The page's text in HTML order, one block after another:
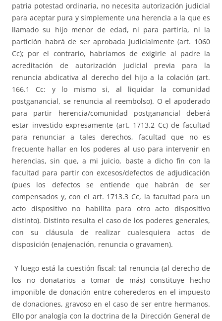
patria potestad ordinaria, no necesita autorización judicial
para aceptar pura y simplemente una herencia a la que es
llamado su hijo menor de edad, ni para partirla, ni la
partición habrá de ser aprobada judicialmente (art. 1060
Cc); por el contrario, habríamos de exigirle al padre la
acreditación de autorización judicial previa para la
renuncia abdicativa al derecho del hijo a la colación (art.
166.1 Cc: y lo mismo si, al liquidar la comunidad
postganancial, se renuncia al reembolso). O el apoderado
para partir herencia/comunidad postganancial deberá
estar investido expresamente (art. 1713.2 Cc) de facultad
para renunciar a tales derechos, facultad que no es
frecuente hallar en los poderes al uso para intervenir en
herencias, sin que, a mi juicio, baste a dicho fin con la
facultad para partir con excesos/defectos de adjudicación
(pues los defectos se entiende que habrán de ser
compensados y, con el art. 1713.3 Cc, la facultad para un
acto dispositivo no habilita para otro acto dispositivo
distinto). Distinto resulta el caso de los poderes generales,
con su cláusula de realizar cualesquiera actos de
disposición (enajenación, renuncia o gravamen).
Y luego está la cuestión fiscal: tal renuncia (al derecho de
los no donatarios a tomar de más) constituye hecho
imponible de donación entre coherederos en el impuesto
de donaciones, gravoso en el caso de ser entre hermanos.
Ello por analogía con la doctrina de la Dirección General de